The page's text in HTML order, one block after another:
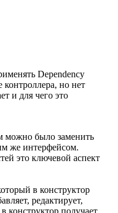
Dependency
контроллера, но нет
и для чего это
можно было заменить
же интерфейсом.
это ключевой аспект
в конструктор
редактирует,